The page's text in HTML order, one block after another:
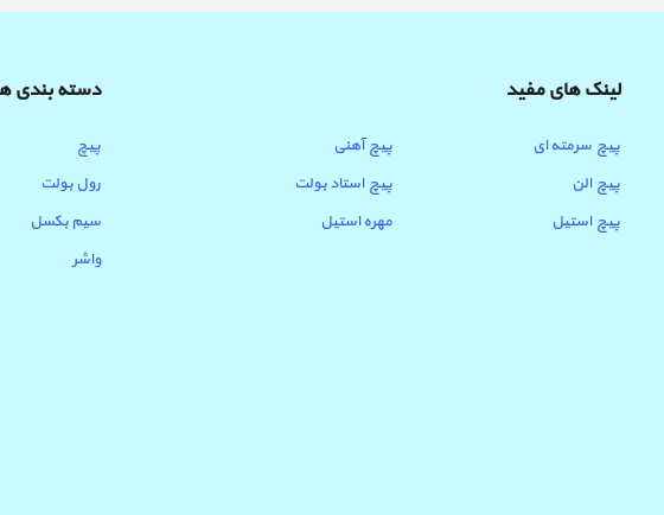
لینک های مفید
پیچ سرمته ای
پیچ آهنی
پیچ الن
پیچ استاد بولت
پیچ استیل
مهره استیل
دسته بندی
پیچ
رول بولت
سیم بکسل
واشر